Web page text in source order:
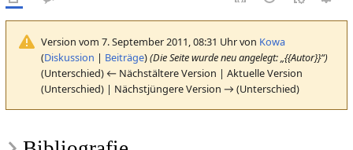
Version vom 7. September 2011, 08:31 Uhr von Kowa
(Diskussion | Beiträge)(Die Seite wurde neu angelegt: „{{Autor}}“)
(Unterschied) ← Nächstältere Version | Aktuelle Version
(Unterschied) | Nächstjüngere Version → (Unterschied)